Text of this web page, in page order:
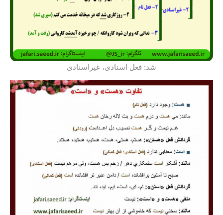
شد: فعل اسنادی، غیراسنادی